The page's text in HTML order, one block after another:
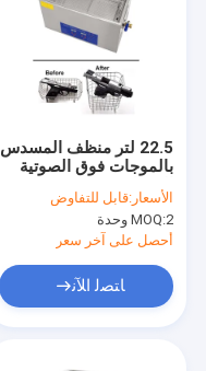
22.5 لتر منظف المسدس
بالموجات فوق الصوتية
التنظيف السريع
الأسعار:قابل للتفاوض
MOQ:2 وحدة
أحصل على آخر سعر
ﺎﺘﺼﻟ ﺍﻶﻧ